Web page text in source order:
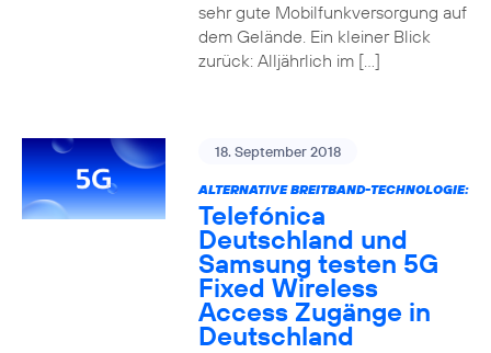
sehr gute Mobilfunkversorgung auf
dem Gelände. Ein kleiner Blick
zurück: Alljährlich im […]
18. September 2018
ALTERNATIVE BREITBAND-TECHNOLOGIE:
Telefónica
Deutschland und
Samsung testen 5G
Fixed Wireless
Access Zugänge in
Deutschland